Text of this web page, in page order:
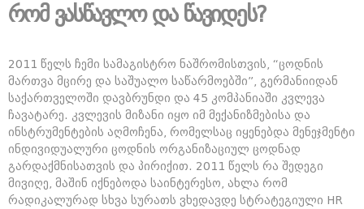
რომ ვასწავლო და წავიდეს?
2011 წელს ჩემი სამაგისტრო ნაშრომისთვის, “ცოდნის
მართვა მცირე და საშუალო საწარმოებში”, გერმანიიდან
საქართველოში დავბრუნდი და 45 კომპანიაში კვლევა
ჩავატარე. კვლევის მიზანი იყო იმ მექანიზმებისა და
ინსტრუმენტების აღმოჩენა, რომელსაც იყენებდა მენეჯმენტი
ინდივიდუალური ცოდნის ორგანიზაციულ ცოდნად
გარდაქმნისათვის და პირიქით. 2011 წელს რა შედეგი
მივიღე, მაშინ იქნებოდა საინტერესო, ახლა რომ
რადიკალურად სხვა სურათს ვხედავდე სტრატეგიული HR